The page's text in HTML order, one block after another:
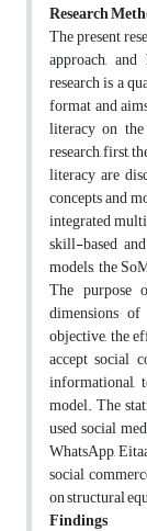
Research
The present
approach,
research is a
format and
literacy on
research, first,
literacy are
concepts and
integrated
skill-based
models, the
The purpose
dimensions
objective, the
accept social
informational,
model. The
used social
WhatsApp,
social
on structural
Findings